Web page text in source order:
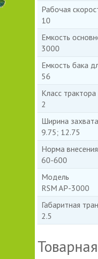
Рабочая
10
Емкость
3000
Емкость бака
56
Класс трактора
2
Ширина
9.75; 12.75
Норма
60-600
Модель
RSM AP-3000
Габаритная
2.5